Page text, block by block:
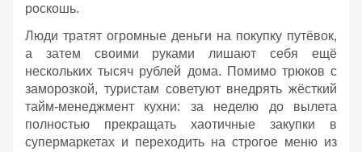
роскошь.
Люди тратят огромные деньги на покупку путёвок,
а затем своими руками лишают себя ещё
нескольких тысяч рублей дома. Помимо трюков с
заморозкой, туристам советуют внедрять жёсткий
тайм-менеджмент кухни: за неделю до вылета
полностью прекращать хаотичные закупки в
супермаркетах и переходить на строгое меню из